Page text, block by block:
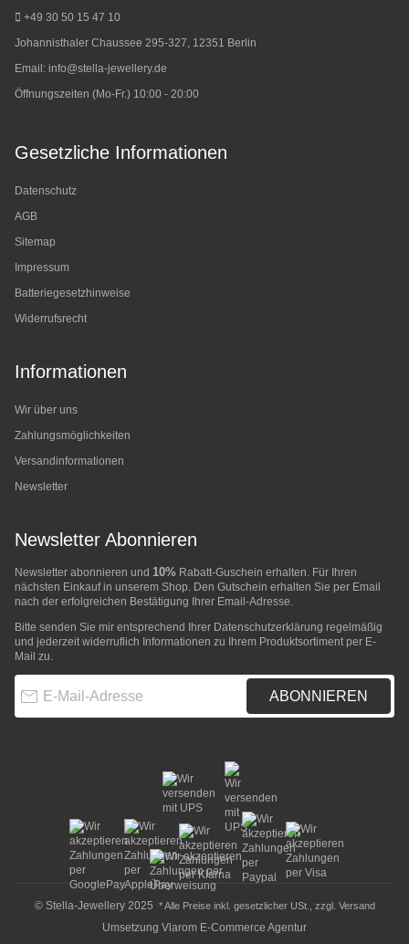
+49 30 50 15 47 10
Johannisthaler Chaussee 295-327, 12351 Berlin
Email: info@stella-jewellery.de
Öffnungszeiten (Mo-Fr.) 10:00 - 20:00
Gesetzliche Informationen
Datenschutz
AGB
Sitemap
Impressum
Batteriegesetzhinweise
Widerrufsrecht
Informationen
Wir über uns
Zahlungsmöglichkeiten
Versandinformationen
Newsletter
Newsletter Abonnieren
Newsletter abonnieren und 10% Rabatt-Guschein erhalten. Für Ihren
nächsten Einkauf in unserem Shop. Den Gutschein erhalten Sie per Email
nach der erfolgreichen Bestätigung Ihrer Email-Adresse.
Bitte senden Sie mir entsprechend Ihrer Datenschutzerklärung regelmäßig
und jederzeit widerruflich Informationen zu Ihrem Produktsortiment per E-
Mail zu.
ABONNIEREN
© Stella-Jewellery 2025 * Alle Preise inkl. gesetzlicher USt., zzgl. Versand
Umsetzung Vlarom E-Commerce Agentur